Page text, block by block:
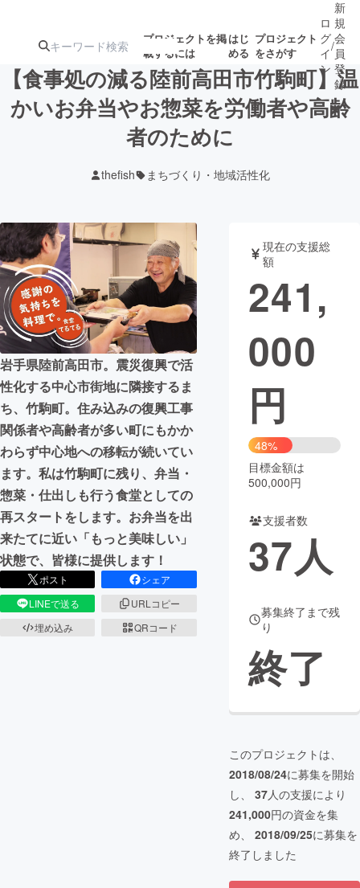
プロジェクトを掲
載するには
はじ
める
プロジェクト
をさがす
注目の新着プロ募集終了が近いプ
テクノロジー・ガジェット
映像・映画 書籍・雑誌
ビジネス・起業 チャレンジ
まちづくり・地域活性化
CAMPFIRE for Social Good
CAMPFIRE Creation
CAMPFIREふるさと納税
コミュニティ
ロ
グ
イ
ン
/
新
規
会
員
登
録
【食事処の減る陸前高田市竹駒町】温
かいお弁当やお惣菜を労働者や高齢
者のために
thefish まちづくり・地域活性化
岩手県陸前高田市。震災復興で活
性化する中心市街地に隣接するま
ち、竹駒町。住み込みの復興工事
関係者や高齢者が多い町にもかか
わらず中心地への移転が続いてい
ます。私は竹駒町に残り、弁当・
惣菜・仕出しも行う食堂としての
再スタートをします。お弁当を出
来たてに近い「もっと美味しい」
状態で、皆様に提供します！
ポスト
シェア
LINEで送る
URLコピー
埋め込み
QRコード
現在の支援総
額
241,
000
円
48%
目標金額は
500,000円
支援者数
37人
募集終了まで残
り
終了
このプロジェクトは、
2018/08/24に募集を開始
し、 37人の支援により
241,000円の資金を集
め、 2018/09/25に募集を
終了しました